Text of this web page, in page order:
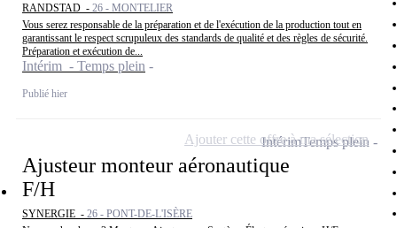
RANDSTAD - 26 - MONTELIER
Vous serez responsable de la préparation et de l'exécution de la production tout en
garantissant le respect scrupuleux des standards de qualité et des règles de sécurité.
Préparation et exécution de...
Intérim - Temps plein
Publié hier
Ajusteur monteur aéronautique
F/H
SYNERGIE - 26 - PONT-DE-L'ISÈRE
IntérimTemps plein
Ajouter cette offre à ma sélection